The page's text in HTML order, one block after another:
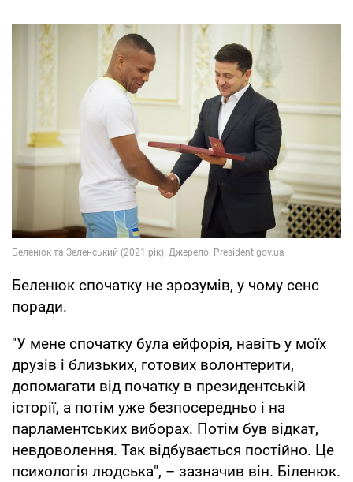
Беленюк спочатку не зрозумів, у чому сенс
поради.
"У мене спочатку була ейфорія, навіть у моїх
друзів і близьких, готових волонтерити,
допомагати від початку в президентській
історії, а потім уже безпосередньо і на
парламентських виборах. Потім був відкат,
невдоволення. Так відбувається постійно. Це
психологія людська", – зазначив він. Біленюк.